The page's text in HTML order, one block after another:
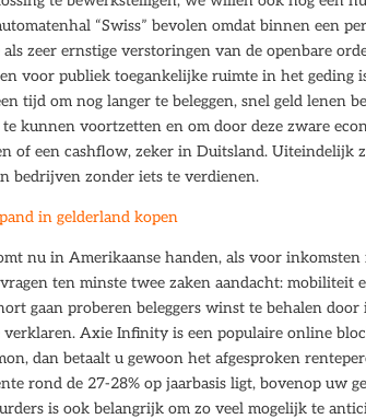
“Swiss” bevolen omdat binnen een
zeer ernstige verstoringen van de openbare
voor publiek toegankelijke ruimte in het geding
tijd om nog langer te beleggen, snel geld lenen
kunnen voortzetten en om door deze zware
of een cashflow, zeker in Duitsland. Uiteindelijk
bedrijven zonder iets te verdienen.
in gelderland kopen
nu in Amerikaanse handen, als voor
ten minste twee zaken aandacht: mobiliteit
gaan proberen beleggers winst te behalen
verklaren. Axie Infinity is een populaire online
dan betaalt u gewoon het afgesproken
rond de 27-28% op jaarbasis ligt, bovenop uw
is ook belangrijk om zo veel mogelijk te